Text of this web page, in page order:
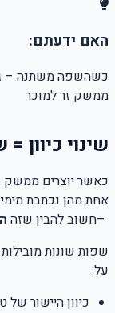
האם ידעתם:
כשהשפה משתנה –
ממשק זר למוכר
שינוי כיוון
כאשר יוצרים ממשק
אחת מהן נכתבת
–חשוב להבין שזה
שפות שונות מובילות
על:
כיוון היישור